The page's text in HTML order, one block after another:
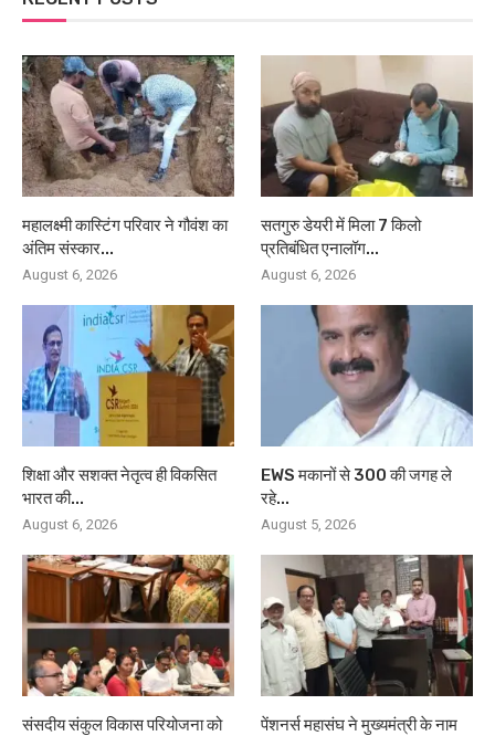
महालक्ष्मी कास्टिंग परिवार ने गौवंश का
अंतिम संस्कार...
August 6, 2026
सतगुरु डेयरी में मिला 7 किलो
प्रतिबंधित एनालॉग...
August 6, 2026
शिक्षा और सशक्त नेतृत्व ही विकसित
भारत की...
August 6, 2026
EWS मकानों से 300 की जगह ले
रहे...
August 5, 2026
संसदीय संकुल विकास परियोजना को
पेंशनर्स महासंघ ने मुख्यमंत्री के नाम